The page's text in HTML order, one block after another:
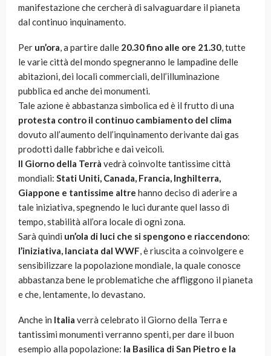
manifestazione che cercherà di salvaguardare il pianeta
dal continuo inquinamento.
Per un’ora, a partire dalle 20.30 fino alle ore 21.30, tutte
le varie città del mondo spegneranno le lampadine delle
abitazioni, dei locali commerciali, dell’illuminazione
pubblica ed anche dei monumenti.
Tale azione è abbastanza simbolica ed è il frutto di una
protesta contro il continuo cambiamento del clima
dovuto all’aumento dell’inquinamento derivante dai gas
prodotti dalle fabbriche e dai veicoli.
Il Giorno della Terrà vedrà coinvolte tantissime città
mondiali: Stati Uniti, Canada, Francia, Inghilterra,
Giappone e tantissime altre hanno deciso di aderire a
tale iniziativa, spegnendo le luci durante quel lasso di
tempo, stabilità all’ora locale di ogni zona.
Sarà quindi un’ola di luci che si spengono e riaccendono:
l’iniziativa, lanciata dal WWF, è riuscita a coinvolgere e
sensibilizzare la popolazione mondiale, la quale conosce
abbastanza bene le problematiche che affliggono il pianeta
e che, lentamente, lo devastano.
Anche in Italia verrà celebrato il Giorno della Terra e
tantissimi monumenti verranno spenti, per dare il buon
esempio alla popolazione: la Basilica di San Pietro e la